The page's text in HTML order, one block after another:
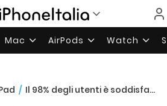
Mac AirPods Watch
/ Il 98% degli utenti è soddisfatto del nuovo iPad